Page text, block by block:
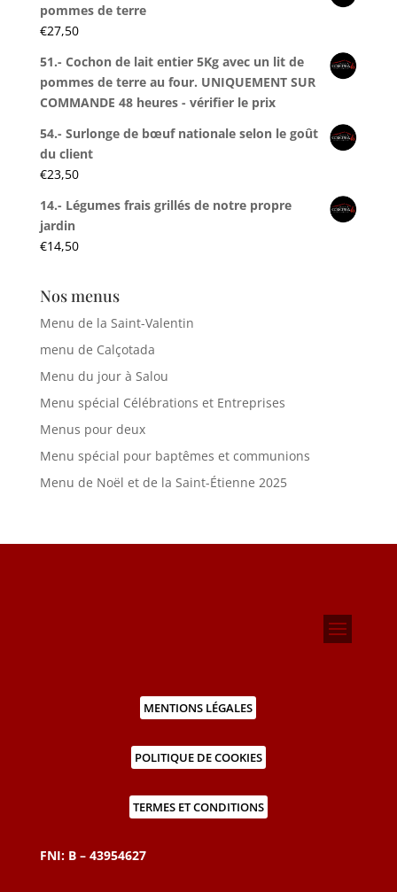
pommes de terre
€27,50
51.- Cochon de lait entier 5Kg avec un lit de
pommes de terre au four. UNIQUEMENT SUR
COMMANDE 48 heures - vérifier le prix
54.- Surlonge de bœuf nationale selon le goût
du client
€23,50
14.- Légumes frais grillés de notre propre
jardin
€14,50
Nos menus
Menu de la Saint-Valentin
menu de Calçotada
Menu du jour à Salou
Menu spécial Célébrations et Entreprises
Menus pour deux
Menu spécial pour baptêmes et communions
Menu de Noël et de la Saint-Étienne 2025
MENTIONS LÉGALES
POLITIQUE DE COOKIES
TERMES ET CONDITIONS
FNI: B – 43954627